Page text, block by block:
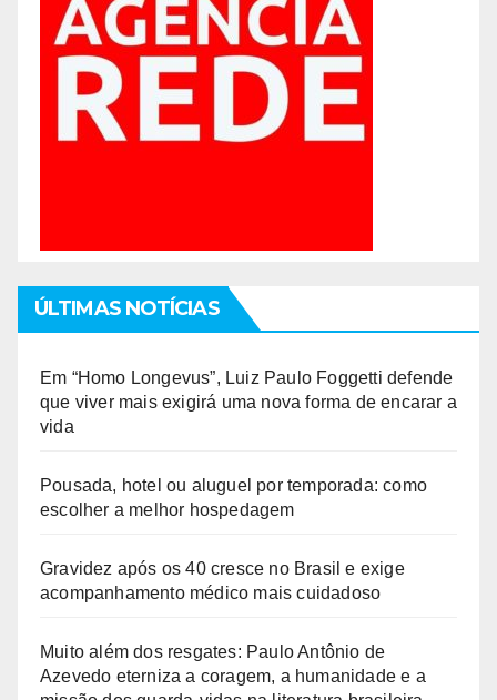
ÚLTIMAS NOTÍCIAS
Em “Homo Longevus”, Luiz Paulo Foggetti defende
que viver mais exigirá uma nova forma de encarar a
vida
Pousada, hotel ou aluguel por temporada: como
escolher a melhor hospedagem
Gravidez após os 40 cresce no Brasil e exige
acompanhamento médico mais cuidadoso
Muito além dos resgates: Paulo Antônio de
Azevedo eterniza a coragem, a humanidade e a